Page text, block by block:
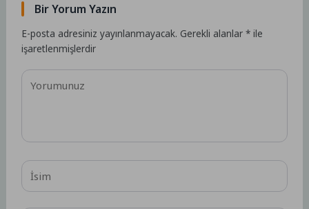
Bir Yorum Yazın
E-posta adresiniz yayınlanmayacak. Gerekli alanlar* ile
işaretlenmişlerdir